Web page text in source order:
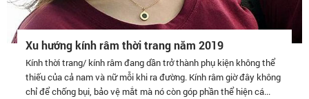
Xu hướng kính râm thời trang năm 2019
Kính thời trang/ kính râm đang dần trở thành phụ kiện không thể
thiếu của cả nam và nữ mỗi khi ra đường. Kính râm giờ đây không
chỉ để chống bụi, bảo vệ mắt mà nó còn góp phần thể hiện cá...